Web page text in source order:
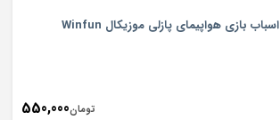
اسباب بازی هواپیمای پازلی موزیکال Winfun
تومان550,000